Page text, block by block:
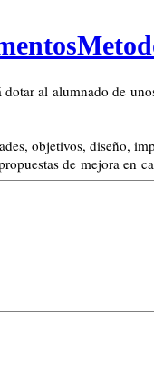
al alumnado de
objetivos, diseño,
de mejora en